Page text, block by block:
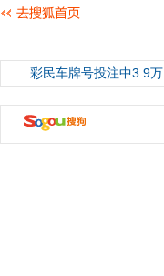
彩民车牌号投注中3.9万